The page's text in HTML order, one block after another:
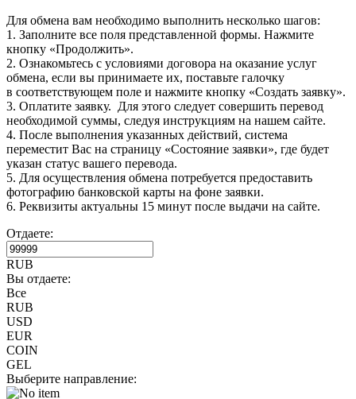
Для обмена вам необходимо выполнить несколько шагов:
1. Заполните все поля представленной формы. Нажмите
кнопку «Продолжить».
2. Ознакомьтесь с условиями договора на оказание услуг
обмена, если вы принимаете их, поставьте галочку
в соответствующем поле и нажмите кнопку «Создать заявку».
3. Оплатите заявку. Для этого следует совершить перевод
необходимой суммы, следуя инструкциям на нашем сайте.
4. После выполнения указанных действий, система
переместит Вас на страницу «Состояние заявки», где будет
указан статус вашего перевода.
5. Для осуществления обмена потребуется предоставить
фотографию банковской карты на фоне заявки.
6. Реквизиты актуальны 15 минут после выдачи на сайте.
Отдаете:
RUB
Вы отдаете:
Все
RUB
USD
EUR
COIN
GEL
Выберите направление: